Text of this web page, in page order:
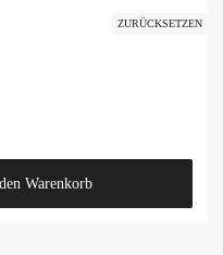
ZURÜCKSETZEN
Warenkorb